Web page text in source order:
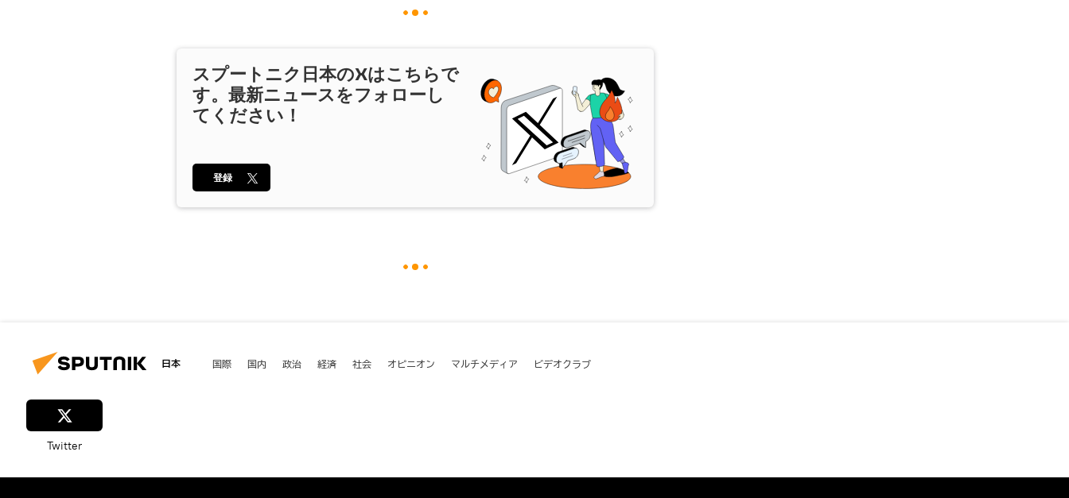
スプートニク日本のXはこちらで
す。最新ニュースをフォローし
てください！
登録
日本 国際 国内 政治 経済 社会 オピニオン マルチメディア ビデオクラブ
Twitter